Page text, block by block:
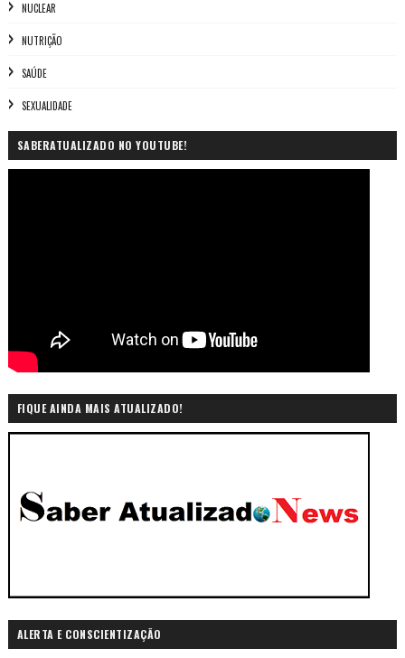
NUCLEAR
NUTRIÇÃO
SAÚDE
SEXUALIDADE
SABERATUALIZADO NO YOUTUBE!
FIQUE AINDA MAIS ATUALIZADO!
ALERTA E CONSCIENTIZAÇÃO